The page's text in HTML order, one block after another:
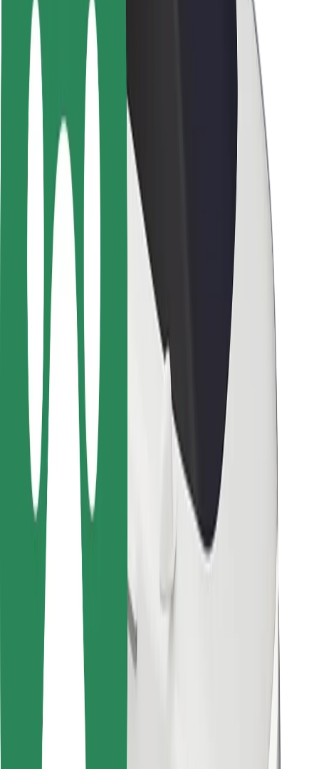
Segurança dos passageiros
Segurança dos motoristas
Segurança das trotinetes
Safety Lab
Cidades
Localizações
Soluções para as cidades
Aeroportos
Estações de carregamento da Bolt
Ajuda
Para passageiros
Para motoristas
Para estafetas
Bolt Food
Para gestores de frota
Para restaurantes
Bolt for Business
Outros
Fornecedores
Termos & Condições
Uma viagem em poucos minutos!
Instalar app da Bolt
Encontra o teu prato favorito!
Instalar app da Bolt Food